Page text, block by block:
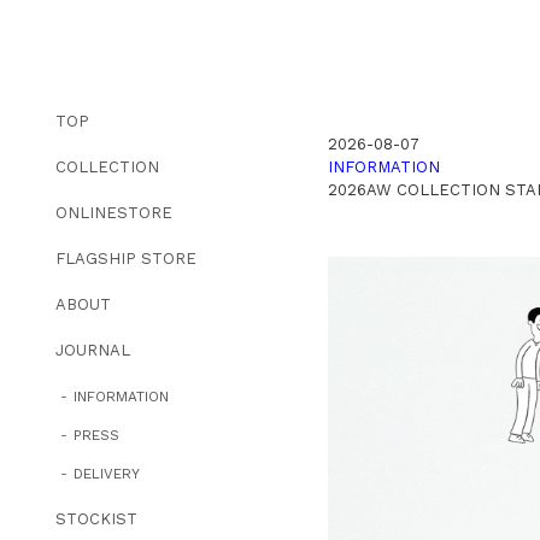
TOP
COLLECTION
ONLINESTORE
FLAGSHIP STORE
ABOUT
JOURNAL
INFORMATION
PRESS
DELIVERY
STOCKIST
2026-08-07
INFORMATION
2026AW COLLECTION